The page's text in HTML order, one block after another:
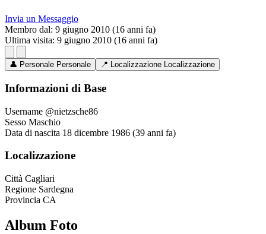
Invia un Messaggio
Membro dal: 9 giugno 2010 (16 anni fa)
Ultima visita: 9 giugno 2010 (16 anni fa)
👤 Personale Personale 📍 Localizzazione Localizzazione
Informazioni di Base
Username @nietzsche86
Sesso Maschio
Data di nascita 18 dicembre 1986 (39 anni fa)
Localizzazione
Città Cagliari
Regione Sardegna
Provincia CA
Album Foto